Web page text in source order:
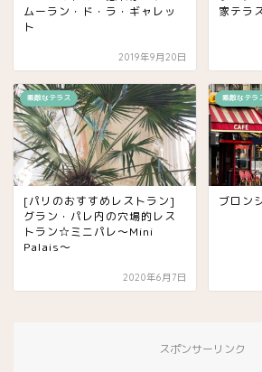
ムーラン・ド・ラ・ギャレッ
ト
2019年9月20日
家テラ
素敵なテラス
[パリのおすすめレストラン]
グラン・パレ内の穴場的レス
トラン☆ミニパレ〜Mini
Palais〜
2020年6月7日
素敵なテラ
ブロン
スポンサーリンク